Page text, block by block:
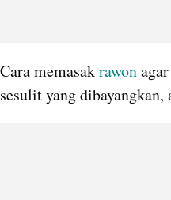
Cara memasak rawon
sesulit yang